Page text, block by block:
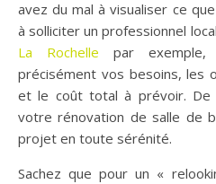
avez du mal à visualiser ce
à solliciter un professionnel
La Rochelle par exemple,
précisément vos besoins, les
et le coût total à prévoir. De
votre rénovation de salle de
projet en toute sérénité.
Sachez que pour un «